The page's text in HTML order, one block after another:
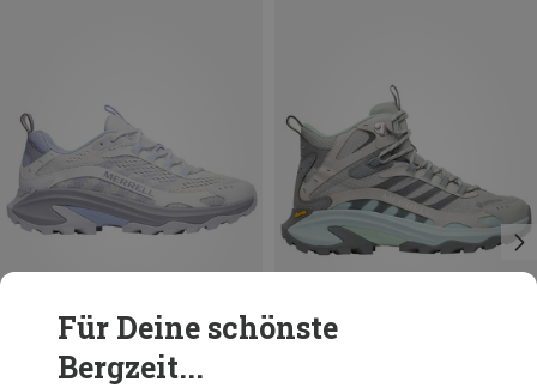
Du sparst 22%
Für Deine schönste
Bergzeit...